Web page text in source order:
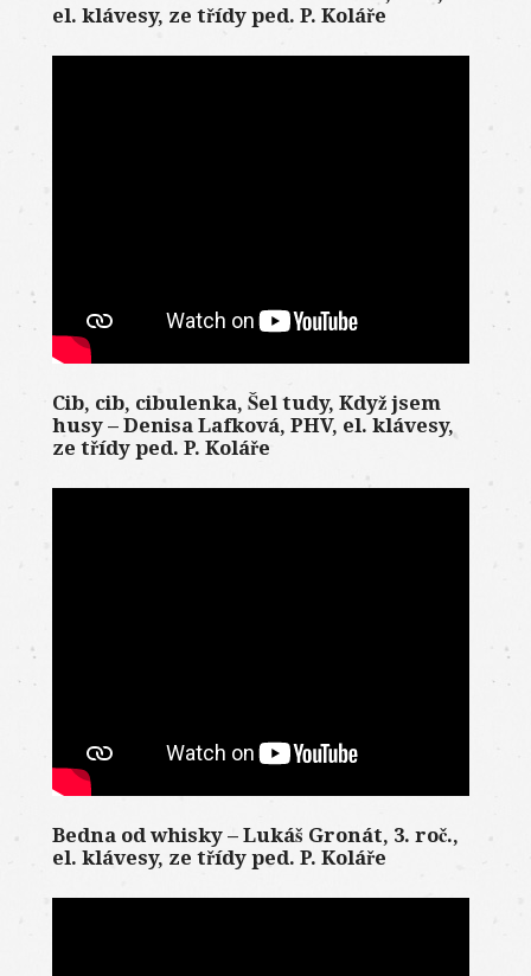
el. klávesy, ze třídy ped. P. Koláře
Cib, cib, cibulenka, Šel tudy, Když jsem
husy – Denisa Lafková, PHV, el. klávesy,
ze třídy ped. P. Koláře
Bedna od whisky – Lukáš Gronát, 3. roč.,
el. klávesy, ze třídy ped. P. Koláře